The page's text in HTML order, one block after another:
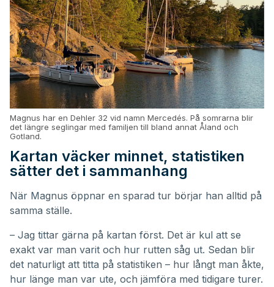
Magnus har en Dehler 32 vid namn Mercedés. På somrarna blir
det längre seglingar med familjen till bland annat Åland och
Gotland.
Kartan väcker minnet, statistiken
sätter det i sammanhang
När Magnus öppnar en sparad tur börjar han alltid på
samma ställe.
– Jag tittar gärna på kartan först. Det är kul att se
exakt var man varit och hur rutten såg ut. Sedan blir
det naturligt att titta på statistiken – hur långt man åkte,
hur länge man var ute, och jämföra med tidigare turer.